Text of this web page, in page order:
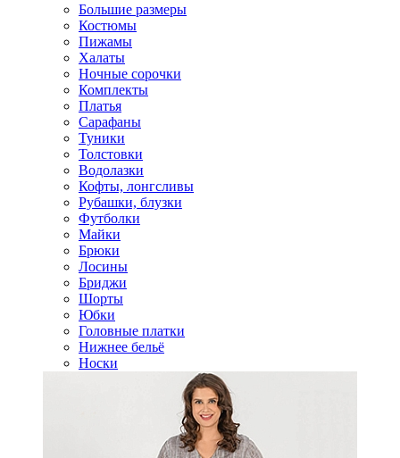
Большие размеры
Костюмы
Пижамы
Халаты
Ночные сорочки
Комплекты
Платья
Сарафаны
Туники
Толстовки
Водолазки
Кофты, лонгсливы
Рубашки, блузки
Футболки
Майки
Брюки
Лосины
Бриджи
Шорты
Юбки
Головные платки
Нижнее бельё
Носки